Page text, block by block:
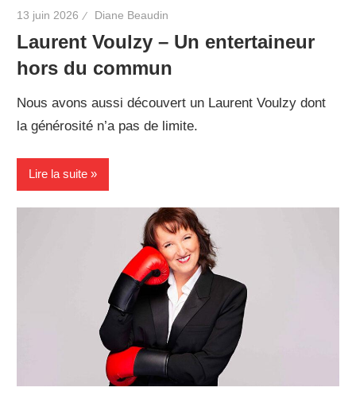
13 juin 2026 Diane Beaudin
Laurent Voulzy – Un entertaineur
hors du commun
Nous avons aussi découvert un Laurent Voulzy dont
la générosité n’a pas de limite.
Lire la suite